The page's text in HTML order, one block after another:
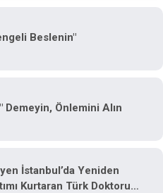
Beslenin"
Demeyin, Önlemini Alın
İstanbul’da Yeniden
Kurtaran Türk Doktorum